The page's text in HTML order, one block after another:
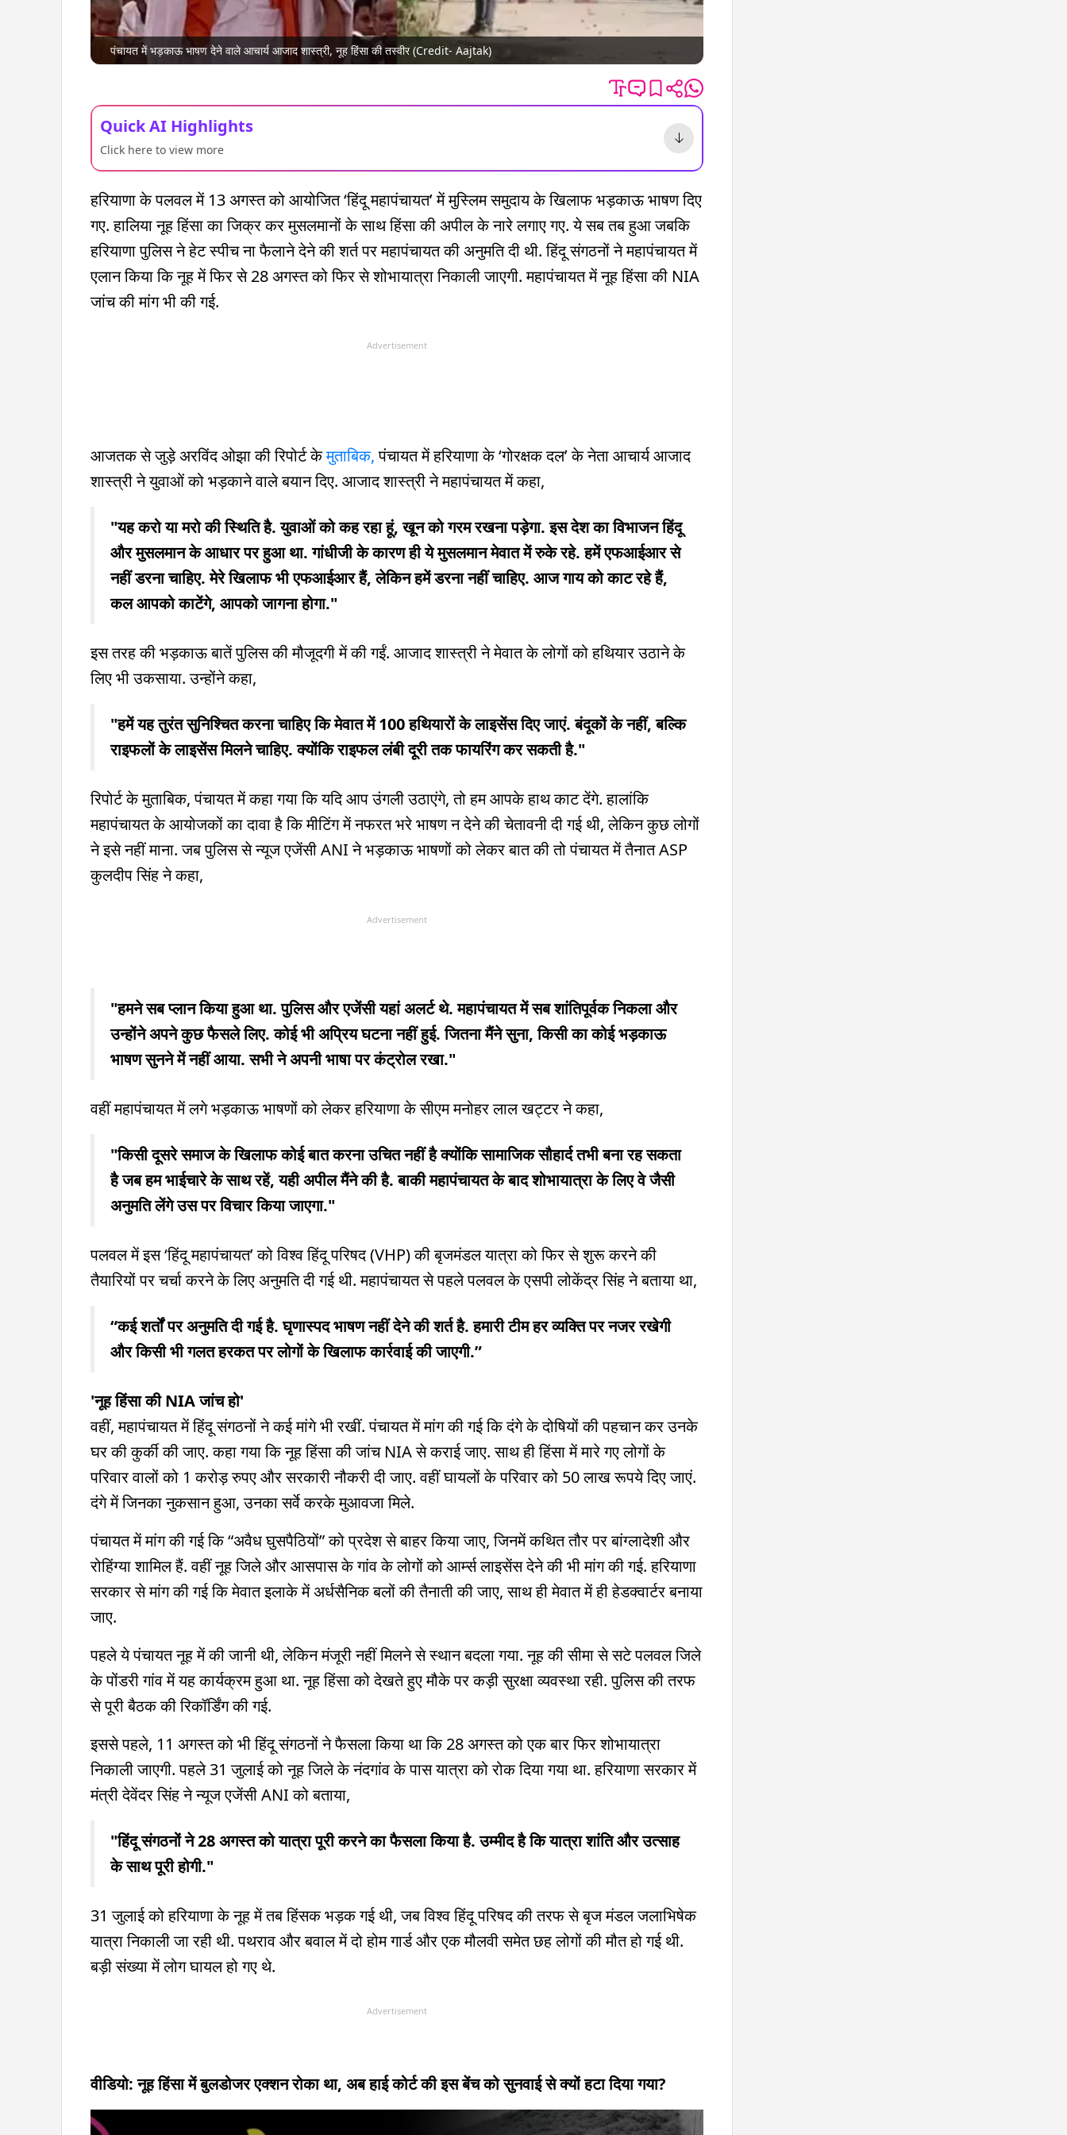
पंचायत में भड़काऊ भाषण देने वाले आचार्य आजाद शास्त्री, नूह हिंसा की तस्वीर (Credit- Aajtak)
Quick AI Highlights
Click here to view more
हरियाणा के पलवल में 13 अगस्त को आयोजित ‘हिंदू महापंचायत’ में मुस्लिम समुदाय के खिलाफ भड़काऊ भाषण दिए
गए. हालिया नूह हिंसा का जिक्र कर मुसलमानों के साथ हिंसा की अपील के नारे लगाए गए. ये सब तब हुआ जबकि
हरियाणा पुलिस ने हेट स्पीच ना फैलाने देने की शर्त पर महापंचायत की अनुमति दी थी. हिंदू संगठनों ने महापंचायत में
एलान किया कि नूह में फिर से 28 अगस्त को फिर से शोभायात्रा निकाली जाएगी. महापंचायत में नूह हिंसा की NIA
जांच की मांग भी की गई.
Advertisement
आजतक से जुड़े अरविंद ओझा की रिपोर्ट केमुताबिक,पंचायत में हरियाणा के ‘गोरक्षक दल’ के नेता आचार्य आजाद
शास्त्री ने युवाओं को भड़काने वाले बयान दिए. आजाद शास्त्री ने महापंचायत में कहा,
"यह करो या मरो की स्थिति है. युवाओं को कह रहा हूं, खून को गरम रखना पड़ेगा. इस देश का विभाजन हिंदू
और मुसलमान के आधार पर हुआ था. गांधीजी के कारण ही ये मुसलमान मेवात में रुके रहे. हमें एफआईआर से
नहीं डरना चाहिए. मेरे खिलाफ भी एफआईआर हैं, लेकिन हमें डरना नहीं चाहिए. आज गाय को काट रहे हैं,
कल आपको काटेंगे, आपको जागना होगा."
इस तरह की भड़काऊ बातें पुलिस की मौजूदगी में की गईं. आजाद शास्त्री ने मेवात के लोगों को हथियार उठाने के
लिए भी उकसाया. उन्होंने कहा,
"हमें यह तुरंत सुनिश्चित करना चाहिए कि मेवात में 100 हथियारों के लाइसेंस दिए जाएं. बंदूकों के नहीं, बल्कि
राइफलों के लाइसेंस मिलने चाहिए. क्योंकि राइफल लंबी दूरी तक फायरिंग कर सकती है."
रिपोर्ट के मुताबिक, पंचायत में कहा गया कि यदि आप उंगली उठाएंगे, तो हम आपके हाथ काट देंगे. हालांकि
महापंचायत के आयोजकों का दावा है कि मीटिंग में नफरत भरे भाषण न देने की चेतावनी दी गई थी, लेकिन कुछ लोगों
ने इसे नहीं माना. जब पुलिस से न्यूज एजेंसी ANI ने भड़काऊ भाषणों को लेकर बात की तो पंचायत में तैनात ASP
कुलदीप सिंह ने कहा,
Advertisement
"हमने सब प्लान किया हुआ था. पुलिस और एजेंसी यहां अलर्ट थे. महापंचायत में सब शांतिपूर्वक निकला और
उन्होंने अपने कुछ फैसले लिए. कोई भी अप्रिय घटना नहीं हुई. जितना मैंने सुना, किसी का कोई भड़काऊ
भाषण सुनने में नहीं आया. सभी ने अपनी भाषा पर कंट्रोल रखा."
वहीं महापंचायत में लगे भड़काऊ भाषणों को लेकर हरियाणा के सीएम मनोहर लाल खट्टर ने कहा,
"किसी दूसरे समाज के खिलाफ कोई बात करना उचित नहीं है क्योंकि सामाजिक सौहार्द तभी बना रह सकता
है जब हम भाईचारे के साथ रहें, यही अपील मैंने की है. बाकी महापंचायत के बाद शोभायात्रा के लिए वे जैसी
अनुमति लेंगे उस पर विचार किया जाएगा."
पलवल में इस ‘हिंदू महापंचायत’ को विश्व हिंदू परिषद (VHP) की बृजमंडल यात्रा को फिर से शुरू करने की
तैयारियों पर चर्चा करने के लिए अनुमति दी गई थी. महापंचायत से पहले पलवल के एसपी लोकेंद्र सिंह ने बताया था,
“कई शर्तों पर अनुमति दी गई है. घृणास्पद भाषण नहीं देने की शर्त है. हमारी टीम हर व्यक्ति पर नजर रखेगी
और किसी भी गलत हरकत पर लोगों के खिलाफ कार्रवाई की जाएगी.”
'नूह हिंसा की NIA जांच हो'
वहीं, महापंचायत में हिंदू संगठनों ने कई मांगे भी रखीं. पंचायत में मांग की गई कि दंगे के दोषियों की पहचान कर उनके
घर की कुर्की की जाए. कहा गया कि नूह हिंसा की जांच NIA से कराई जाए. साथ ही हिंसा में मारे गए लोगों के
परिवार वालों को 1 करोड़ रुपए और सरकारी नौकरी दी जाए. वहीं घायलों के परिवार को 50 लाख रूपये दिए जाएं.
दंगे में जिनका नुकसान हुआ, उनका सर्वे करके मुआवजा मिले.
पंचायत में मांग की गई कि “अवैध घुसपैठियों” को प्रदेश से बाहर किया जाए, जिनमें कथित तौर पर बांग्लादेशी और
रोहिंग्या शामिल हैं. वहीं नूह जिले और आसपास के गांव के लोगों को आर्म्स लाइसेंस देने की भी मांग की गई. हरियाणा
सरकार से मांग की गई कि मेवात इलाके में अर्धसैनिक बलों की तैनाती की जाए, साथ ही मेवात में ही हेडक्वार्टर बनाया
जाए.
पहले ये पंचायत नूह में की जानी थी, लेकिन मंजूरी नहीं मिलने से स्थान बदला गया. नूह की सीमा से सटे पलवल जिले
के पोंडरी गांव में यह कार्यक्रम हुआ था. नूह हिंसा को देखते हुए मौके पर कड़ी सुरक्षा व्यवस्था रही. पुलिस की तरफ
से पूरी बैठक की रिकॉर्डिंग की गई.
इससे पहले, 11 अगस्त को भी हिंदू संगठनों ने फैसला किया था कि 28 अगस्त को एक बार फिर शोभायात्रा
निकाली जाएगी. पहले 31 जुलाई को नूह जिले के नंदगांव के पास यात्रा को रोक दिया गया था. हरियाणा सरकार में
मंत्री देवेंदर सिंह ने न्यूज एजेंसी ANI को बताया,
"हिंदू संगठनों ने 28 अगस्त को यात्रा पूरी करने का फैसला किया है. उम्मीद है कि यात्रा शांति और उत्साह
के साथ पूरी होगी."
31 जुलाई को हरियाणा के नूह में तब हिंसक भड़क गई थी, जब विश्व हिंदू परिषद की तरफ से बृज मंडल जलाभिषेक
यात्रा निकाली जा रही थी. पथराव और बवाल में दो होम गार्ड और एक मौलवी समेत छह लोगों की मौत हो गई थी.
बड़ी संख्या में लोग घायल हो गए थे.
Advertisement
वीडियो: नूह हिंसा में बुलडोजर एक्शन रोका था, अब हाई कोर्ट की इस बेंच को सुनवाई से क्यों हटा दिया गया?